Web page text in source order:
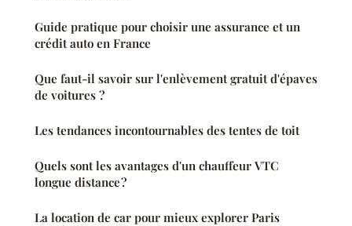
Guide pratique pour choisir une assurance et un
crédit auto en France
Que faut-il savoir sur l'enlèvement gratuit d'épaves
de voitures ?
Les tendances incontournables des tentes de toit
Quels sont les avantages d'un chauffeur VTC
longue distance ?
La location de car pour mieux explorer Paris